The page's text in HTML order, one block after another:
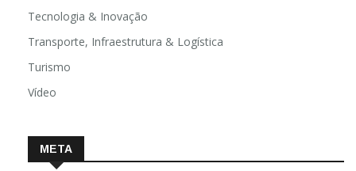
Tecnologia & Inovação
Transporte, Infraestrutura & Logística
Turismo
Vídeo
META